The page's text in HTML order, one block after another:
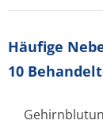
Häufige
10